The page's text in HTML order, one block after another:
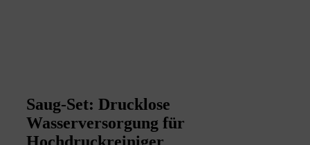
Saug-Set: Drucklose
Wasserversorgung für